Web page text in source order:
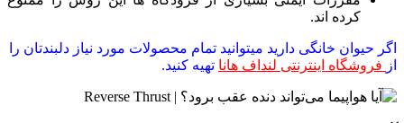
کرده‌ اند.
اگر حیوان خانگی دارید میتوانید تمام محصولات مورد نیاز دلبندتان را
از فروشگاه اینترنتی لنداف هانا تهیه کنید.